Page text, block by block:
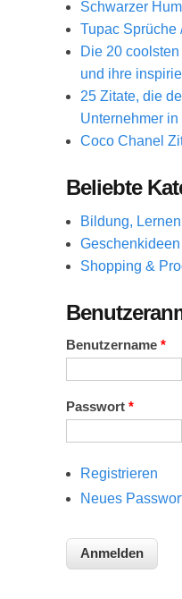
Schwarzer
Tupac Sprüche
Die 20
und ihre
25 Zitate, die
Unternehmer
Coco Chanel
Beliebte
Bildung,
Shopping &
Benutzername *
Passwort *
Registrieren
Neues